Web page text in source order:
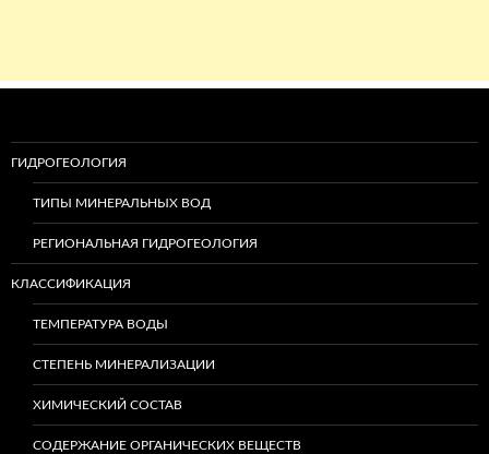
ГИДРОГЕОЛОГИЯ
ТИПЫ МИНЕРАЛЬНЫХ ВОД
РЕГИОНАЛЬНАЯ ГИДРОГЕОЛОГИЯ
КЛАССИФИКАЦИЯ
ТЕМПЕРАТУРА ВОДЫ
СТЕПЕНЬ МИНЕРАЛИЗАЦИИ
ХИМИЧЕСКИЙ СОСТАВ
СОДЕРЖАНИЕ ОРГАНИЧЕСКИХ ВЕЩЕСТВ